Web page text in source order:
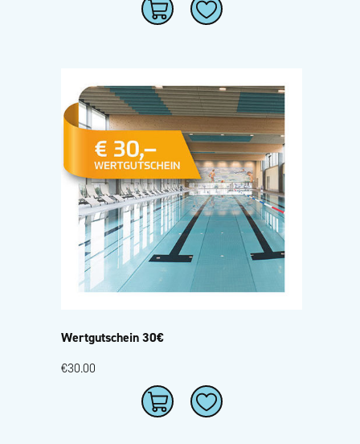
Wertgutschein 30€
€30.00